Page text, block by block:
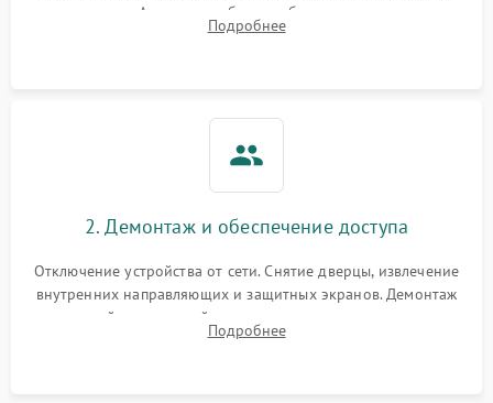
колодке. Анализ жалоб на проблемы с нагревом,
конвекцией, панелью управления или блокировкой дверцы.
Подробнее
2. Демонтаж и обеспечение доступа
Отключение устройства от сети. Снятие дверцы, извлечение
внутренних направляющих и защитных экранов. Демонтаж
задней или верхней панели для прямого доступа к
нагревательным элементам, плате и вентиляторам.
Подробнее